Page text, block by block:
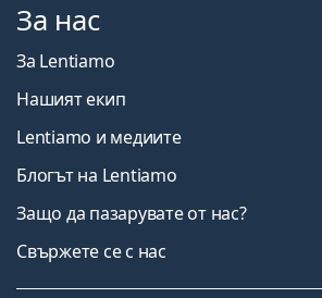
За нас
За Lentiamo
Нашият екип
Lentiamo и медиите
Блогът на Lentiamo
Защо да пазарувате от нас?
Свържете се с нас